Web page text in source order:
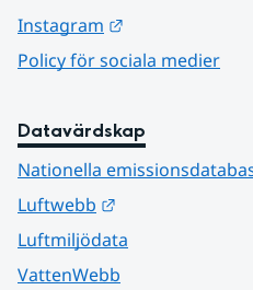
Instagram
Policy för sociala medier
Datavärdskap
Nationella
Luftwebb
Luftmiljödata
VattenWebb